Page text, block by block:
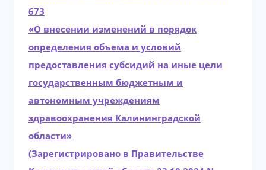
673
«О внесении изменений в порядок
определения объема и условий
предоставления субсидий на иные цели
государственным бюджетным и
автономным учреждениям
здравоохранения Калининградской
области»
(Зарегистрировано в Правительстве